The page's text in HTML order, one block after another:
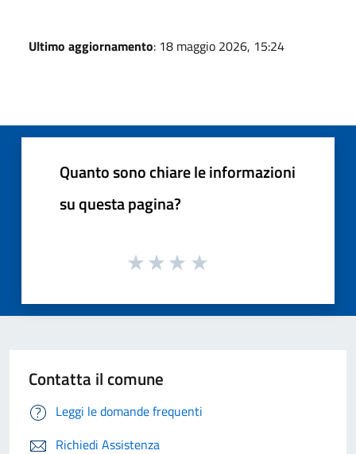
Ultimo aggiornamento: 18 maggio 2026, 15:24
Quanto sono chiare le informazioni
su questa pagina?
Contatta il comune
Leggi le domande frequenti
Richiedi Assistenza